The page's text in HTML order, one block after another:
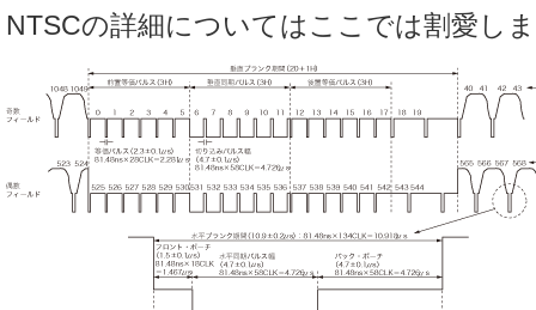
NTSCの詳細についてはここでは割愛し